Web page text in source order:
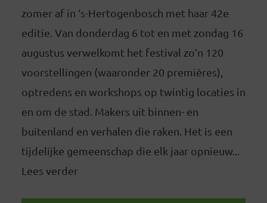
zomer af in ‘s-Hertogenbosch met haar 42e
editie. Van donderdag 6 tot en met zondag 16
augustus verwelkomt het festival zo’n 120
voorstellingen (waaronder 20 premières),
optredens en workshops op twintig locaties in
en om de stad. Makers uit binnen- en
buitenland en verhalen die raken. Het is een
tijdelijke gemeenschap die elk jaar opnieuw...
Lees verder